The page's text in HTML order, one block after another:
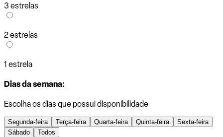
3 estrelas
2 estrelas
1 estrela
Dias da semana:
Escolha os dias que possui disponibilidade
Segunda-feira Terça-feira Quarta-feira Quinta-feira
Sexta-feira
Sábado
Todos